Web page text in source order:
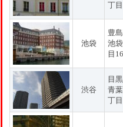
丁目
池袋
豊
池
目
渋谷
目
青
丁目